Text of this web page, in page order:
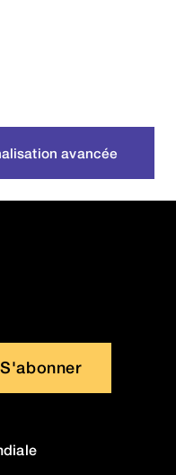
avancée
S'abonner